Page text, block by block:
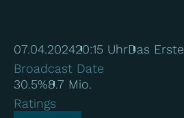
07.04.202420:15 UhrDas Erste
Broadcast Date
30.5%8.7 Mio.
Ratings